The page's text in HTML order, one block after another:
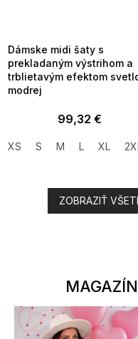
Dámske midi šaty s
prekladaným výstrihom a
trblietavým efektom
modrej
99,32 €
XS S M L XL
ZOBRAZIŤ